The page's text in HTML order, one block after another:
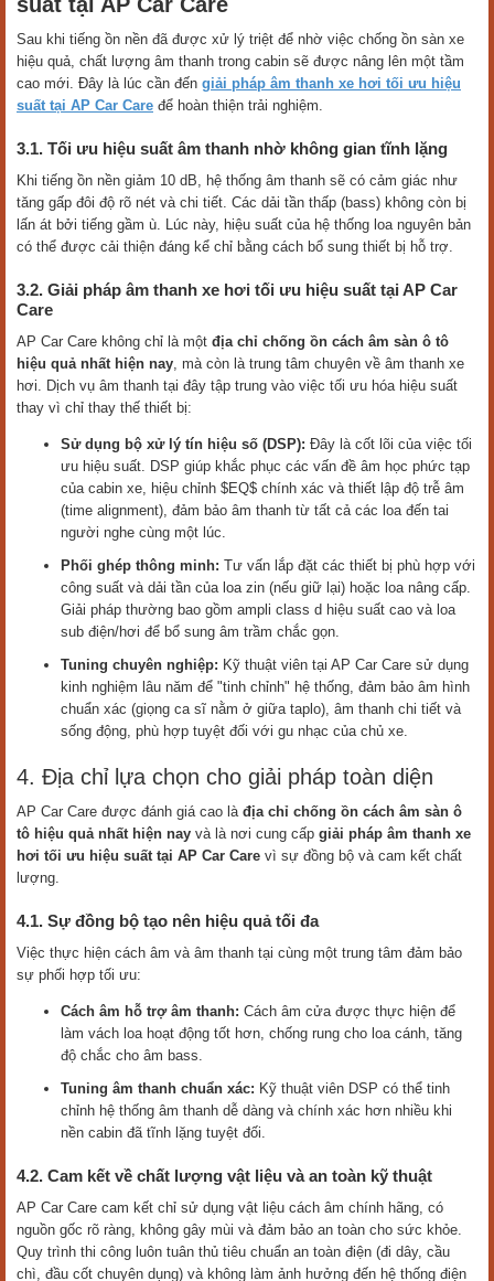
Sau khi tiếng ồn nền đã được xử lý triệt để nhờ việc chống ồn sàn xe
hiệu quả, chất lượng âm thanh trong cabin sẽ được nâng lên một tầm
cao mới. Đây là lúc cần đến giải pháp âm thanh xe hơi tối ưu hiệu
suất tại AP Car Care để hoàn thiện trải nghiệm.
3.1. Tối ưu hiệu suất âm thanh nhờ không gian tĩnh lặng
Khi tiếng ồn nền giảm 10 dB, hệ thống âm thanh sẽ có cảm giác như
tăng gấp đôi độ rõ nét và chi tiết. Các dải tần thấp (bass) không còn bị
lấn át bởi tiếng gầm ù. Lúc này, hiệu suất của hệ thống loa nguyên bản
có thể được cải thiện đáng kể chỉ bằng cách bổ sung thiết bị hỗ trợ.
3.2. Giải pháp âm thanh xe hơi tối ưu hiệu suất tại AP Car
Care
AP Car Care không chỉ là một địa chỉ chống ồn cách âm sàn ô tô
hiệu quả nhất hiện nay, mà còn là trung tâm chuyên về âm thanh xe
hơi. Dịch vụ âm thanh tại đây tập trung vào việc tối ưu hóa hiệu suất
thay vì chỉ thay thế thiết bị:
Sử dụng bộ xử lý tín hiệu số (DSP): Đây là cốt lõi của việc tối
ưu hiệu suất. DSP giúp khắc phục các vấn đề âm học phức tạp
của cabin xe, hiệu chỉnh $EQ$ chính xác và thiết lập độ trễ âm
(time alignment), đảm bảo âm thanh từ tất cả các loa đến tai
người nghe cùng một lúc.
Phối ghép thông minh: Tư vấn lắp đặt các thiết bị phù hợp với
công suất và dải tần của loa zin (nếu giữ lại) hoặc loa nâng cấp.
Giải pháp thường bao gồm ampli class d hiệu suất cao và loa
sub điện/hơi để bổ sung âm trầm chắc gọn.
Tuning chuyên nghiệp: Kỹ thuật viên tại AP Car Care sử dụng
kinh nghiệm lâu năm để "tinh chỉnh" hệ thống, đảm bảo âm hình
chuẩn xác (giọng ca sĩ nằm ở giữa taplo), âm thanh chi tiết và
sống động, phù hợp tuyệt đối với gu nhạc của chủ xe.
4. Địa chỉ lựa chọn cho giải pháp toàn diện
AP Car Care được đánh giá cao là địa chỉ chống ồn cách âm sàn ô
tô hiệu quả nhất hiện nay và là nơi cung cấp giải pháp âm thanh xe
hơi tối ưu hiệu suất tại AP Car Care vì sự đồng bộ và cam kết chất
lượng.
4.1. Sự đồng bộ tạo nên hiệu quả tối đa
Việc thực hiện cách âm và âm thanh tại cùng một trung tâm đảm bảo
sự phối hợp tối ưu:
Cách âm hỗ trợ âm thanh: Cách âm cửa được thực hiện để
làm vách loa hoạt động tốt hơn, chống rung cho loa cánh, tăng
độ chắc cho âm bass.
Tuning âm thanh chuẩn xác: Kỹ thuật viên DSP có thể tinh
chỉnh hệ thống âm thanh dễ dàng và chính xác hơn nhiều khi
nền cabin đã tĩnh lặng tuyệt đối.
4.2. Cam kết về chất lượng vật liệu và an toàn kỹ thuật
AP Car Care cam kết chỉ sử dụng vật liệu cách âm chính hãng, có
nguồn gốc rõ ràng, không gây mùi và đảm bảo an toàn cho sức khỏe.
Quy trình thi công luôn tuân thủ tiêu chuẩn an toàn điện (đi dây, cầu
chì, đầu cốt chuyên dụng) và không làm ảnh hưởng đến hệ thống điện